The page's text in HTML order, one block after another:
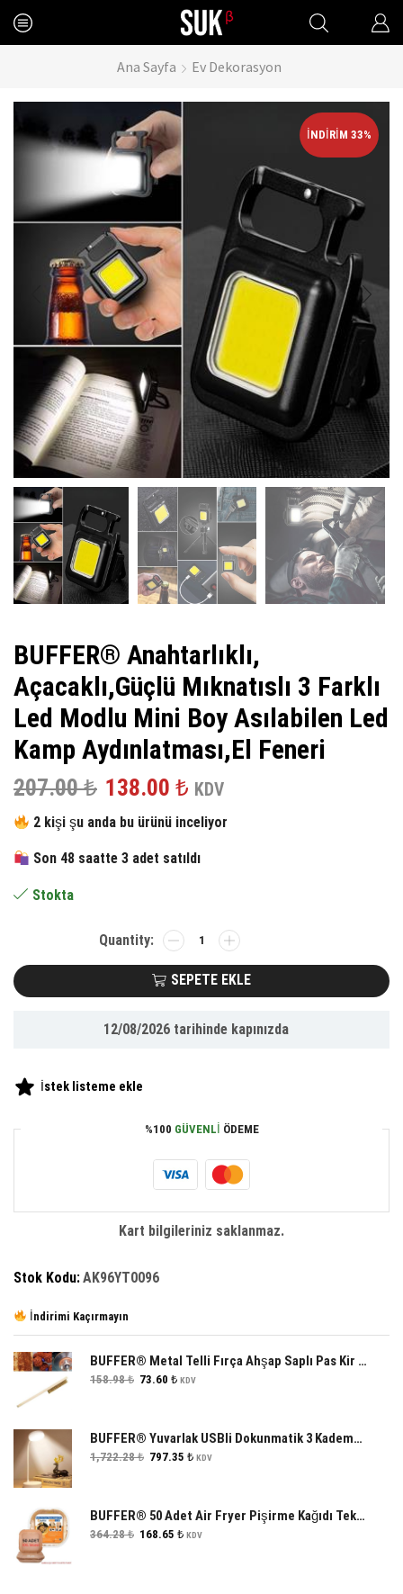
Ana Sayfa Ev Dekorasyon
İNDIRIM 33%
BUFFER® Anahtarlıklı,
Açacaklı,Güçlü Mıknatıslı 3 Farklı
Led Modlu Mini Boy Asılabilen Led
Kamp Aydınlatması,El Feneri
207.00₺ Orijinal
fiyat:
207.00 ₺.
138.00 ₺ Şu
andaki
fiyat:
KDV
2 kişi şu anda bu ürünü inceliyor
Son 48 saatte 3 adet satıldı
Stokta
BUFFER®
Anahtarlıklı,
Açacaklı,Güçlü
Mıknatıslı
Farklı
Asılabilen
Kamp
Aydınlatması,El
Feneri
adet
SEPETE EKLE
12/08/2026 tarihinde kapınızda
İstek listeme ekle
%100 GÜVENLI ÖDEME
Kart bilgileriniz saklanmaz.
Stok Kodu:AK96YT0096
İndirimi Kaçırmayın
BUFFER® Metal Telli Fırça Ahşap Saplı Pas Kir Sökme Temizleme Fırçası
158.98₺ Orijinal
73.60 ₺Şu
KDV
BUFFER® Yuvarlak USBli Dokunmatik 3 Kademeli 360 Derece Özel Göz Korumalı Led Lityum Masa Lambası
1,722.28₺ Orijinal
797.35 ₺Şu
KDV
BUFFER® 50 Adet Air Fryer Pişirme Kağıdı Tek Kullanımlık 23 Cm Kare Pişirme Kağıdı XXL
364.28₺ Orijinal
168.65 ₺ŞuKDV